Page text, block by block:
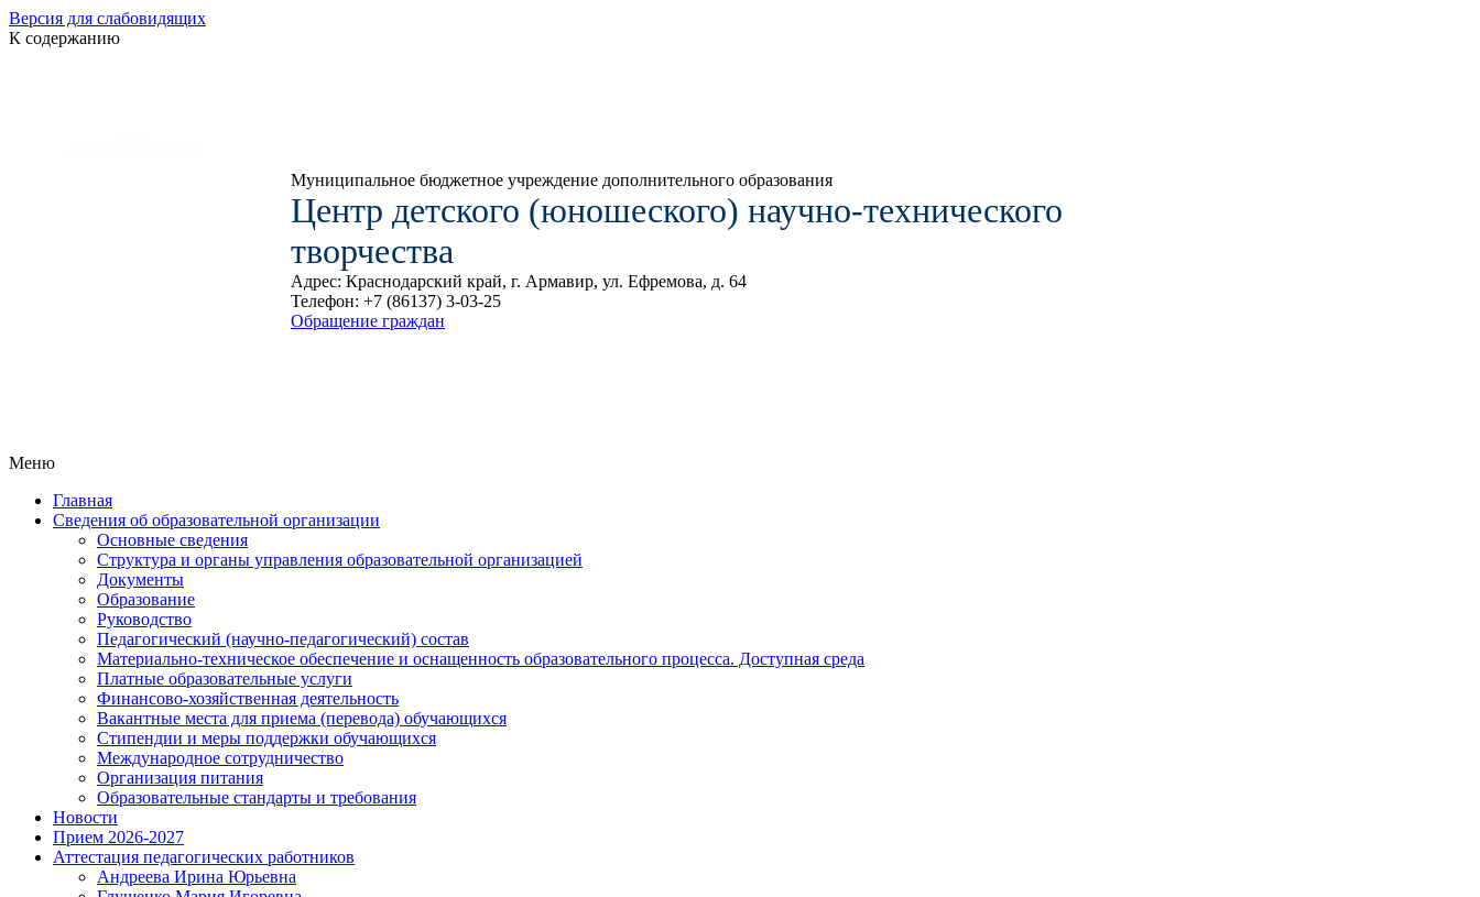
Версия для слабовидящих
К содержанию
Муниципальное бюджетное учреждение дополнительного образования
Центр детского (юношеского) научно-технического
творчества
Адрес: Краснодарский край, г. Армавир, ул. Ефремова, д. 64
Телефон: +7 (86137) 3-03-25
Обращение граждан
Меню
Главная
Сведения об образовательной организации
Основные сведения
Структура и органы управления образовательной организацией
Документы
Образование
Руководство
Педагогический (научно-педагогический) состав
Материально-техническое обеспечение и оснащенность образовательного процесса. Доступная среда
Платные образовательные услуги
Финансово-хозяйственная деятельность
Вакантные места для приема (перевода) обучающихся
Стипендии и меры поддержки обучающихся
Международное сотрудничество
Организация питания
Образовательные стандарты и требования
Новости
Прием 2026-2027
Аттестация педагогических работников
Андреева Ирина Юрьевна